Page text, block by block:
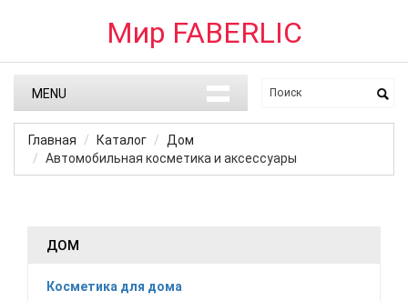
Мир FABERLIC
MENU
Главная Каталог
Дом
Автомобильная косметика и аксессуары
ДОМ
Косметика для дома